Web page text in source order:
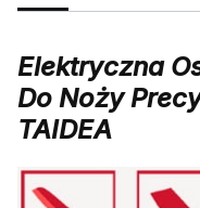
Elektryczna
Do Noży
TAIDEA